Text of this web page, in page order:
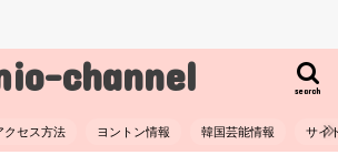
channel search
クセス方法 ヨントン情報 韓国芸能情報 サイ